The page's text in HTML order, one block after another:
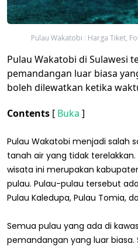
Pulau Wakatobi : Harga Tiket,
Pulau Wakatobi di Sulawesi
pemandangan luar biasa
boleh dilewatkan ketika
Contents [ Buka ]
Pulau Wakatobi menjadi salah
tanah air yang tidak
wisata ini merupakan
pulau. Pulau-pulau tersebut
Pulau Kaledupa, Pulau Tomia,
Semua pulau yang ada di
pemandangan yang luar